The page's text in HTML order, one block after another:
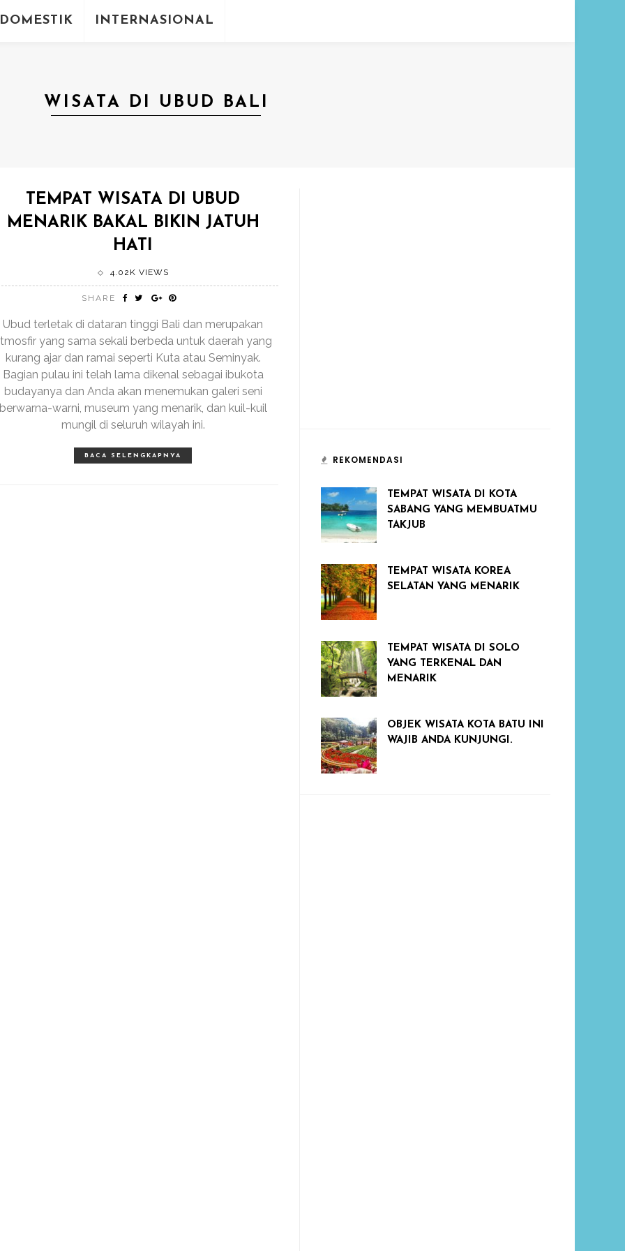
DOMESTIK INTERNASIONAL
WISATA DI UBUD BALI
TEMPAT WISATA DI UBUD
MENARIK BAKAL BIKIN JATUH
HATI
4.02K VIEWS
SHARE
Ubud terletak di dataran tinggi Bali dan merupakan
yang sama sekali berbeda untuk daerah yang
kurang ajar dan ramai seperti Kuta atau Seminyak.
Bagian pulau ini telah lama dikenal sebagai ibukota
budayanya dan Anda akan menemukan galeri seni
warni, museum yang menarik, dan kuil-kuil
mungil di seluruh wilayah ini.
BACA SELENGKAPNYA REKOMENDASI
TEMPAT WISATA DI KOTA
SABANG YANG MEMBUATMU
TAKJUB
TEMPAT WISATA KOREA
SELATAN YANG MENARIK
TEMPAT WISATA DI SOLO
YANG TERKENAL DAN
MENARIK
OBJEK WISATA KOTA BATU INI
WAJIB ANDA KUNJUNGI.